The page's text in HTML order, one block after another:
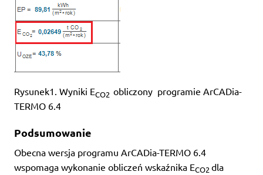
Rysunek1. Wyniki ECO2 obliczony programie ArCADia-
TERMO 6.4
Podsumowanie
Obecna wersja programu ArCADia-TERMO 6.4
wspomaga wykonanie obliczeń wskaźnika ECO2 dla